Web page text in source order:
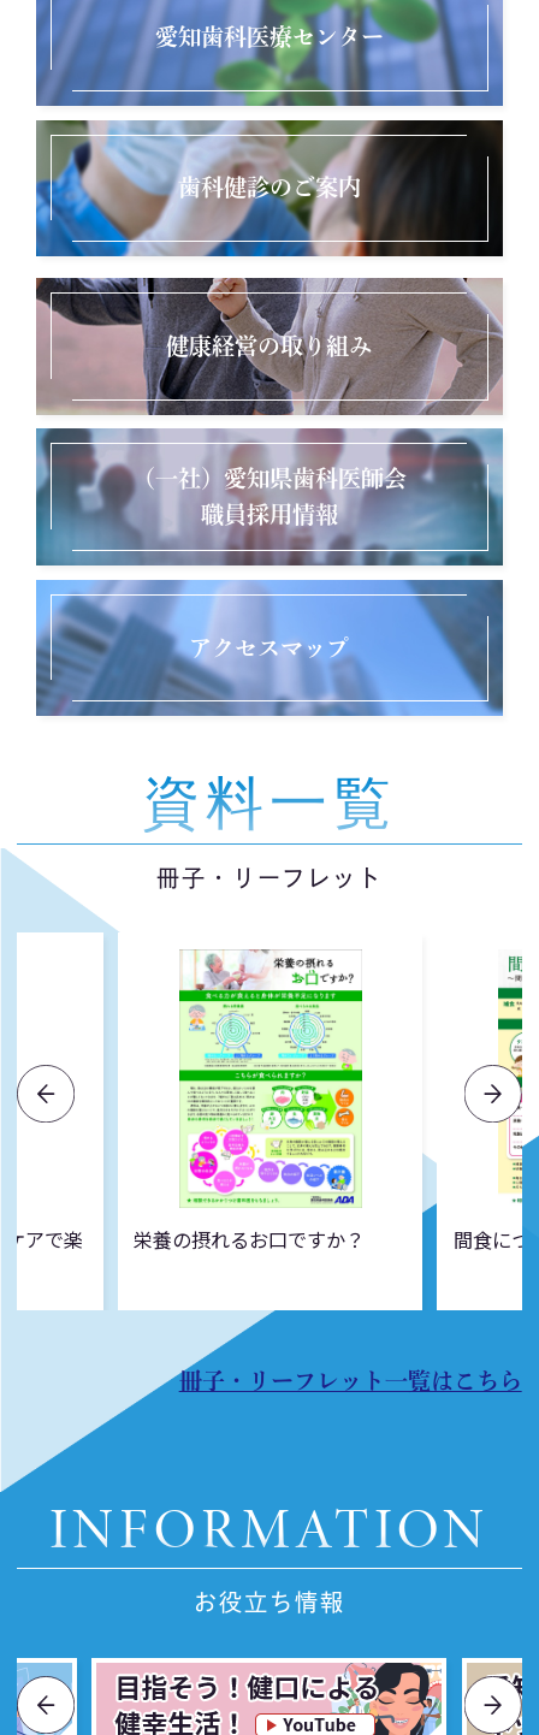
愛知歯科医療センター
歯科健診のご案内
健康経営の取り組み
（一社）愛知県歯科医師会
職員採用情報
アクセスマップ
資料一覧
冊子・リーフレット
アで楽 栄養の摂れるお口ですか？ 間食につ
冊子・リーフレット一覧はこちら
INFORMATION
お役立ち情報